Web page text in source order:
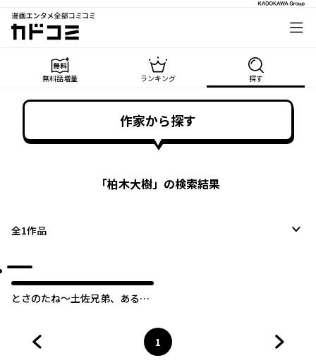
漫画エンタメ全部コミコミ
カドコミ
無料話増量 ランキング 探す
作家から探す
「柏木大樹」の検索結果
全1作品
とさのたね～土佐兄弟、あるあ
ページ
1
へ